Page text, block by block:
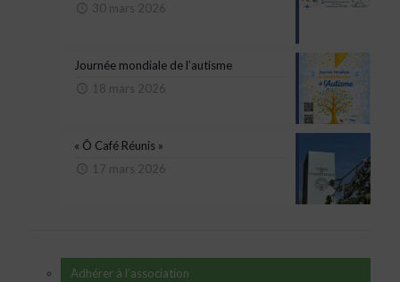
30 mars 2026
Journée mondiale de l’autisme
18 mars 2026
« Ô Café Réunis »
17 mars 2026
Adhérer à l’association